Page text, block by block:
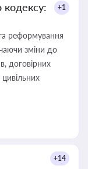
кодексу:
+1
реформування
зміни до
договірних
+14